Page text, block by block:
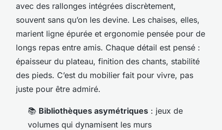
avec des rallonges intégrées discrètement,
souvent sans qu’on les devine. Les chaises, elles,
marient ligne épurée et ergonomie pensée pour de
longs repas entre amis. Chaque détail est pensé :
épaisseur du plateau, finition des chants, stabilité
des pieds. C’est du mobilier fait pour vivre, pas
juste pour être admiré.
📚 Bibliothèques asymétriques : jeux de
volumes qui dynamisent les murs